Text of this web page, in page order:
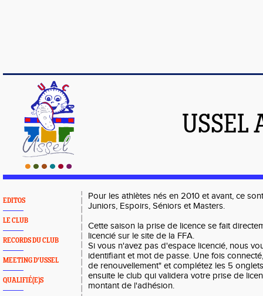
USSEL
EDITOS
LE CLUB
RECORDS DU CLUB
MEETING D'USSEL
QUALIFIÉ(E)S
Pour les athlètes nés en 2010 et avant, ce
Juniors, Espoirs, Séniors et Masters.
Cette saison la prise de licence se fait
licencié sur le site de la FFA.
Si vous n'avez pas d'espace licencié, nous
identifiant et mot de passe. Une fois
de renouvellement" et complétez les 5
ensuite le club qui validera votre prise de
montant de l'adhésion.